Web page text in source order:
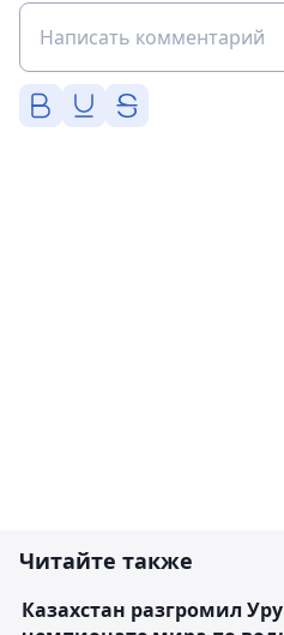
Читайте также
Казахстан разгромил